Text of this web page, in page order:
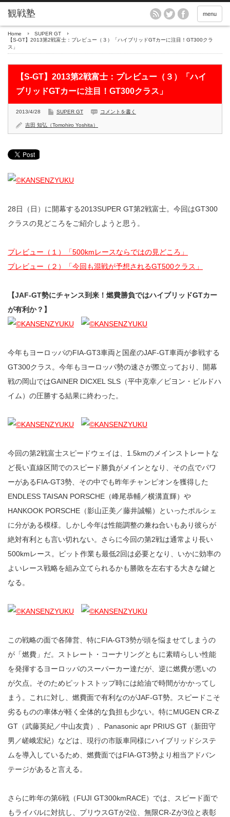
menu
Home
SUPER GT
【S-GT】2013第2戦富士：プレビュー（３）「ハイブリッドGTカーに注目！GT300クラ
ス」
【S-GT】2013第2戦富士：プレビュー（３）「ハイ
ブリッドGTカーに注目！GT300クラス」
2013/4/28 SUPER GT コメントを書く
吉田 知弘（Tomohiro Yoshita）
28日（日）に開幕する2013SUPER GT第2戦富士。今回はGT300
クラスの見どころをご紹介しようと思う。
プレビュー（１）「500kmレースならではの見どころ」
プレビュー（２）「今回も混戦が予想されるGT500クラス」
【JAF-GT勢にチャンス到来！燃費勝負ではハイブリッドGTカー
が有利か？】
今年もヨーロッパのFIA-GT3車両と国産のJAF-GT車両が参戦する
GT300クラス。今年もヨーロッパ勢の速さが際立っており、開幕
戦の岡山ではGAINER DICXEL SLS（平中克幸／ビヨン・ビルドハ
イム）の圧勝する結果に終わった。
今回の第2戦富士スピードウェイは、1.5kmのメインストレートな
ど長い直線区間でのスピード勝負がメインとなり、その点でパワ
ーがあるFIA-GT3勢、その中でも昨年チャンピオンを獲得した
ENDLESS TAISAN PORSCHE（峰尾恭輔／横溝直輝）や
HANKOOK PORSCHE（影山正美／藤井誠暢）といったポルシェ
に分がある模様。しかし今年は性能調整の兼ね合いもあり彼らが
絶対有利とも言い切れない。さらに今回の第2戦は通常より長い
500kmレース。ピット作業も最低2回は必要となり、いかに効率の
よいレース戦略を組み立てられるかも勝敗を左右する大きな鍵と
なる。
この戦略の面で各陣営、特にFIA-GT3勢が頭を悩ませてしまうの
が「燃費」だ。ストレート・コーナリングともに素晴らしい性能
を発揮するヨーロッパのスーパーカー達だが、逆に燃費が悪いの
が欠点。そのためピットストップ時には給油で時間がかかってし
まう。これに対し、燃費面で有利なのがJAF-GT勢。スピードこそ
劣るものの車体が軽く全体的な負担も少ない。特にMUGEN CR-Z
GT（武藤英紀／中山友貴）、Panasonic apr PRIUS GT（新田守
男／嵯峨宏紀）などは、現行の市販車同様にハイブリッドシステ
ムを導入しているため、燃費面ではFIA-GT3勢より相当アドバン
テージがあると言える。
さらに昨年の第6戦（FUJI GT300kmRACE）では、スピード面で
もライバルに対抗し、プリウスGTが2位、無限CR-Zが3位と表彰